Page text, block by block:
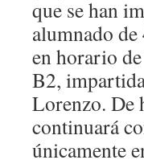
que se han
alumnado
en horario
B2,
Lorenzo. De
continuará
únicamente